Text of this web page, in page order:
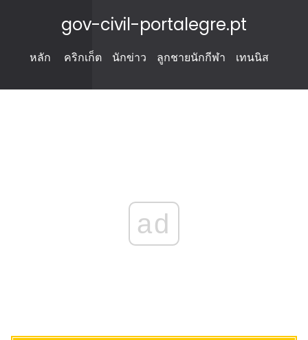
gov-civil-portalegre.pt
หลัก คริกเก็ต นักข่าว ลูกชายนักกีฬา เทนนิส
ad